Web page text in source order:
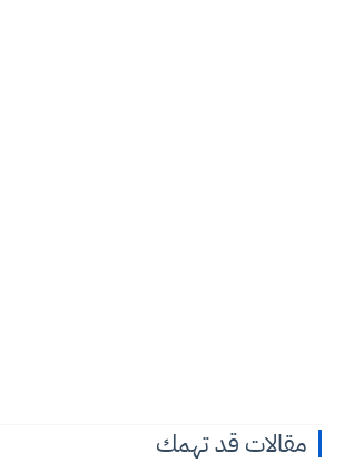
مقالات قد تهمك